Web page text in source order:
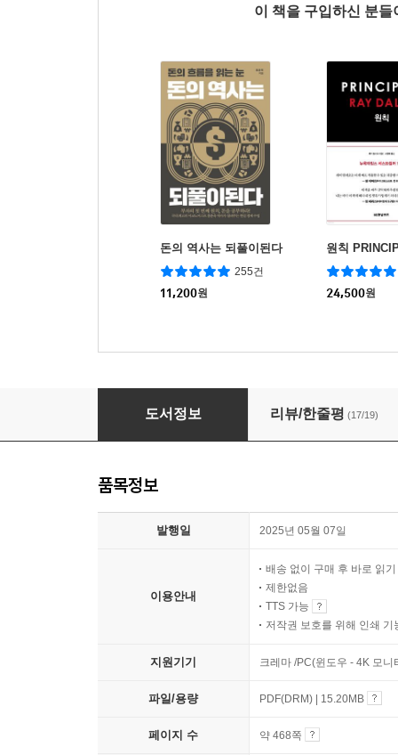
이 책을 구입하신 분
돈의 역사는 되풀이된다
255건
11,200원
원칙
24,500원
기계는 왜 학습하는가
도서정보 리뷰/한줄평 (17/19)
품목정보
발행일 2025년 05월 07일
이용안내
배송 없이 구매 후 바로 읽기
제한없음
TTS 가능
저작권 보호를 위해 인쇄 기
지원기기 크레마 /PC(윈도우 - 4K 모
파일/용량 PDF(DRM) | 15.20MB
페이지 수 약 468쪽